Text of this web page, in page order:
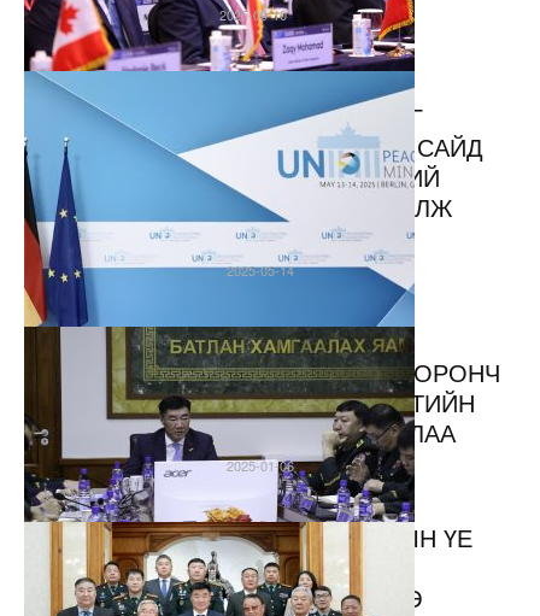
Мэдээ 2025-09-10
ЭНХИЙГ САХИУЛАХ
АЖИЛЛАГААНД ЦЭРЭГ
ИЛГЭЭГЧ ОРНУУДЫН САЙД
НАРЫН ДЭЭД ТҮВШНИЙ
УУЛЗАЛТ ХБНГУ-Д БОЛЖ
БАЙНА
Онцлох 2025-05-14
2025 ОНЫГ БАТЛАН
ХАМГААЛАХ ЯАМ “ЭХ ОРОНЧ
МОНГОЛ- ИХ СЭРГЭЛТИЙН
ЖИЛ” БОЛГОН ЗАРЛАЛАА
Онцлох 2025-01-06
БАТЛАН ХАМГААЛАХЫН ҮЕ
ҮЕИЙН САЙД НАРТ
ХҮНДЭТГЭЛ ҮЗҮҮЛЛЭЭ